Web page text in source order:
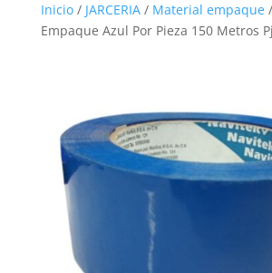
Inicio/ JARCERIA/ Material empaque/
Empaque Azul Por Pieza 150 Metros